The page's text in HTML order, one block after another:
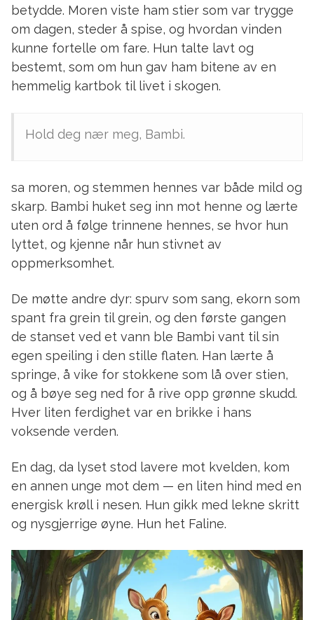
betydde. Moren viste ham stier som var trygge
om dagen, steder å spise, og hvordan vinden
kunne fortelle om fare. Hun talte lavt og
bestemt, som om hun gav ham bitene av en
hemmelig kartbok til livet i skogen.
Hold deg nær meg, Bambi.
sa moren, og stemmen hennes var både mild og
skarp. Bambi huket seg inn mot henne og lærte
uten ord å følge trinnene hennes, se hvor hun
lyttet, og kjenne når hun stivnet av
oppmerksomhet.
De møtte andre dyr: spurv som sang, ekorn som
spant fra grein til grein, og den første gangen
de stanset ved et vann ble Bambi vant til sin
egen speiling i den stille flaten. Han lærte å
springe, å vike for stokkene som lå over stien,
og å bøye seg ned for å rive opp grønne skudd.
Hver liten ferdighet var en brikke i hans
voksende verden.
En dag, da lyset stod lavere mot kvelden, kom
en annen unge mot dem — en liten hind med en
energisk krøll i nesen. Hun gikk med lekne skritt
og nysgjerrige øyne. Hun het Faline.